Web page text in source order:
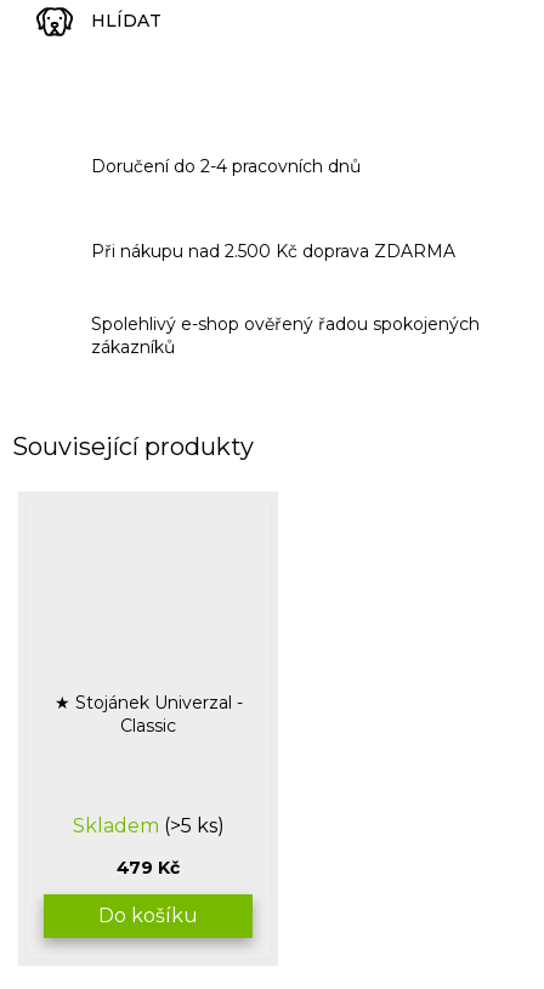
HLÍDAT
Doručení do 2-4 pracovních dnů
Při nákupu nad 2.500 Kč doprava ZDARMA
Spolehlivý e-shop ověřený řadou spokojených
zákazníků
Související produkty
★ Stojánek Univerzal -
Classic
hodnocení
je
5,0
z
5
Skladem (>5 ks)
479 Kč
Do košíku